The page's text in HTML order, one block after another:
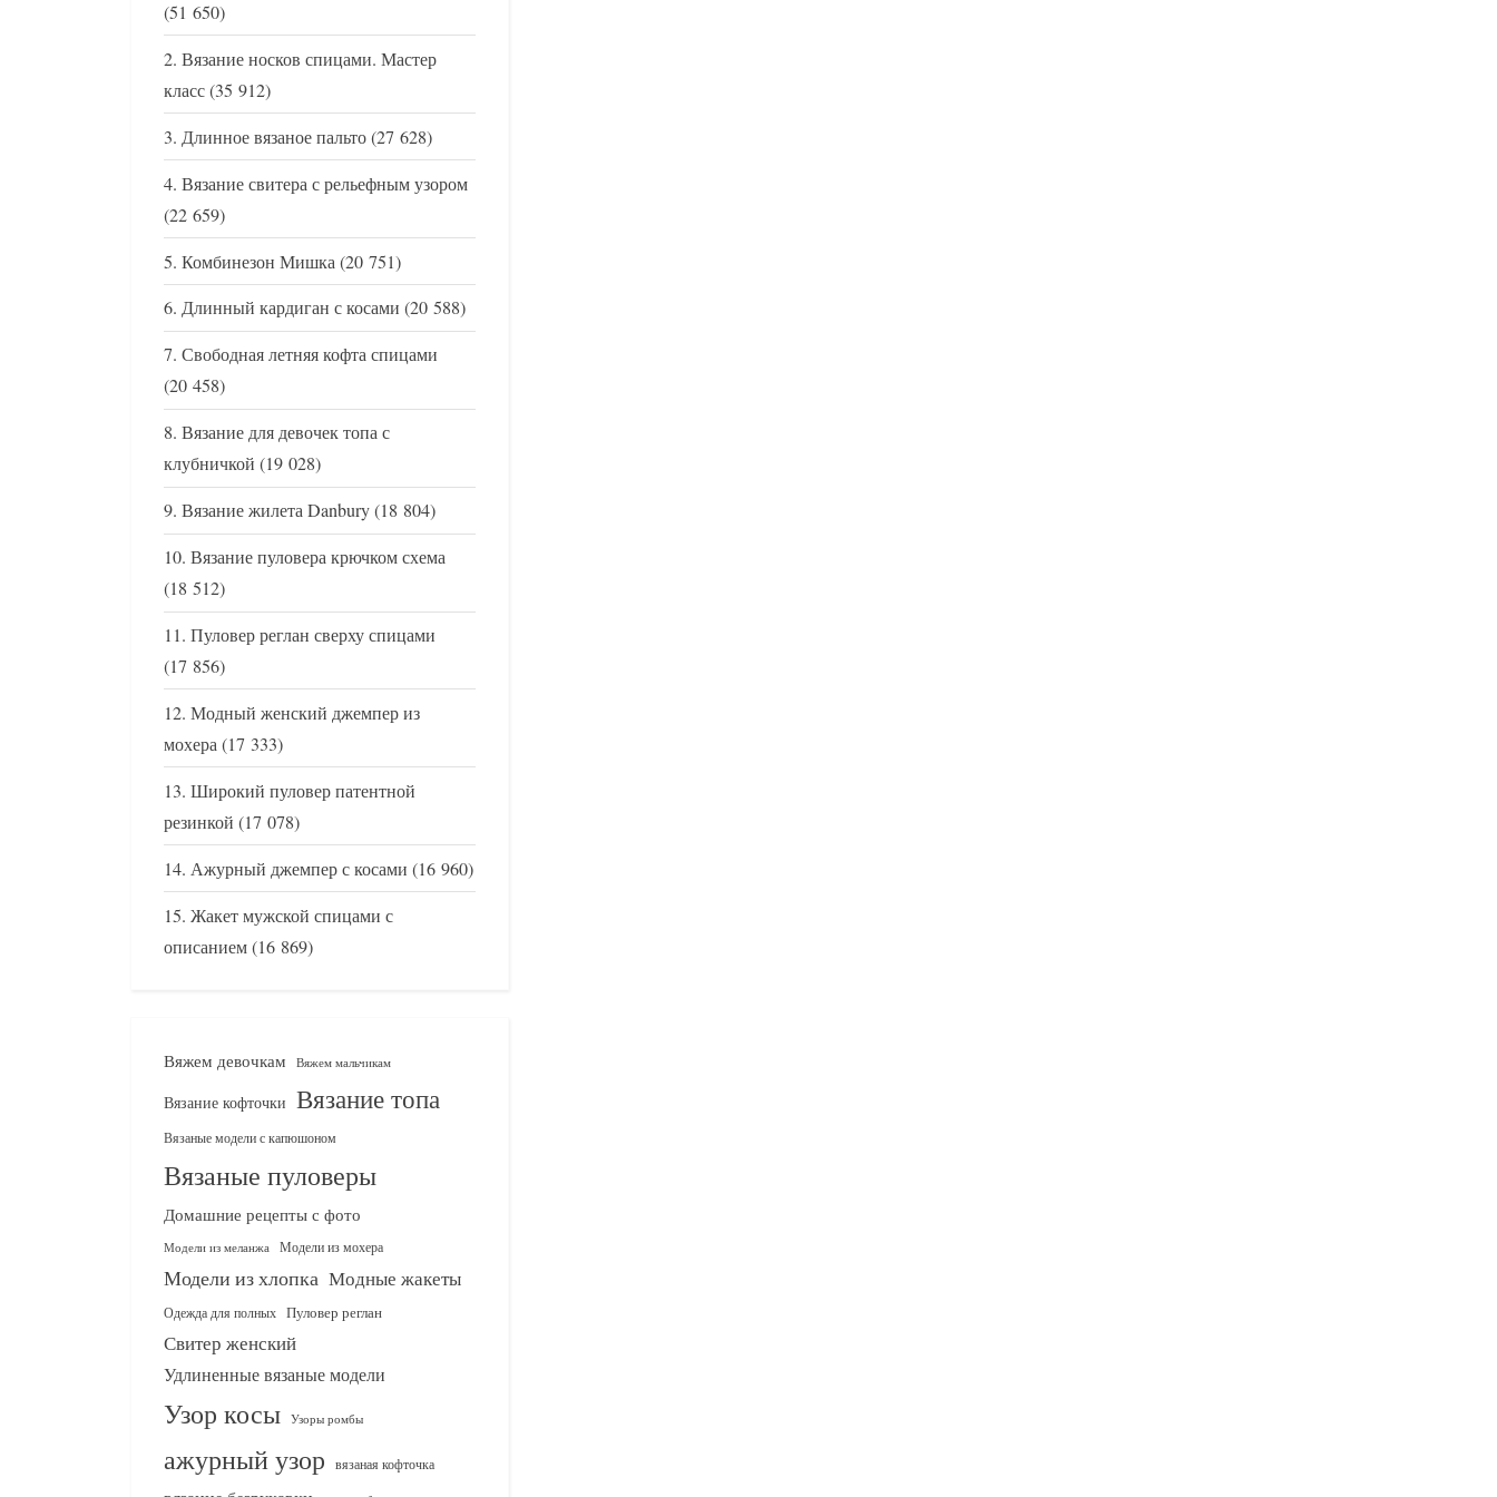
(51 650)
Вязание носков спицами. Мастер
класс(35 912)
Длинное вязаное пальто(27 628)
Вязание свитера с рельефным узором
(22 659)
Комбинезон Мишка(20 751)
Длинный кардиган с косами (20 588)
Свободная летняя кофта спицами
(20 458)
Вязание для девочек топа с
клубничкой (19 028)
Вязание жилета Danbury(18 804)
Вязание пуловера крючком схема
(18 512)
Пуловер реглан сверху спицами
(17 856)
Модный женский джемпер из
мохера(17 333)
Широкий пуловер патентной
резинкой (17 078)
Ажурный джемпер с косами (16 960)
Жакет мужской спицами с
описанием(16 869)
Вяжем девочкам Вяжем мальчикам
Вязание кофточки Вязание топа
Вязаные модели с капюшоном
Вязаные пуловеры
Домашние рецепты с фото
Модели из меланжа Модели из мохера
Модели из хлопка Модные жакеты
Одежда для полных Пуловер реглан
Свитер женский
Удлиненные вязаные модели
Узор косы Узоры ромбы
ажурный узор вязаная кофточка